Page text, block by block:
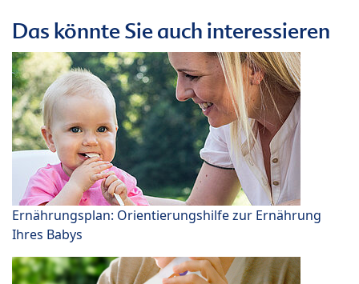
Das könnte Sie auch interessieren
Ernährungsplan: Orientierungshilfe zur Ernährung
Ihres Babys